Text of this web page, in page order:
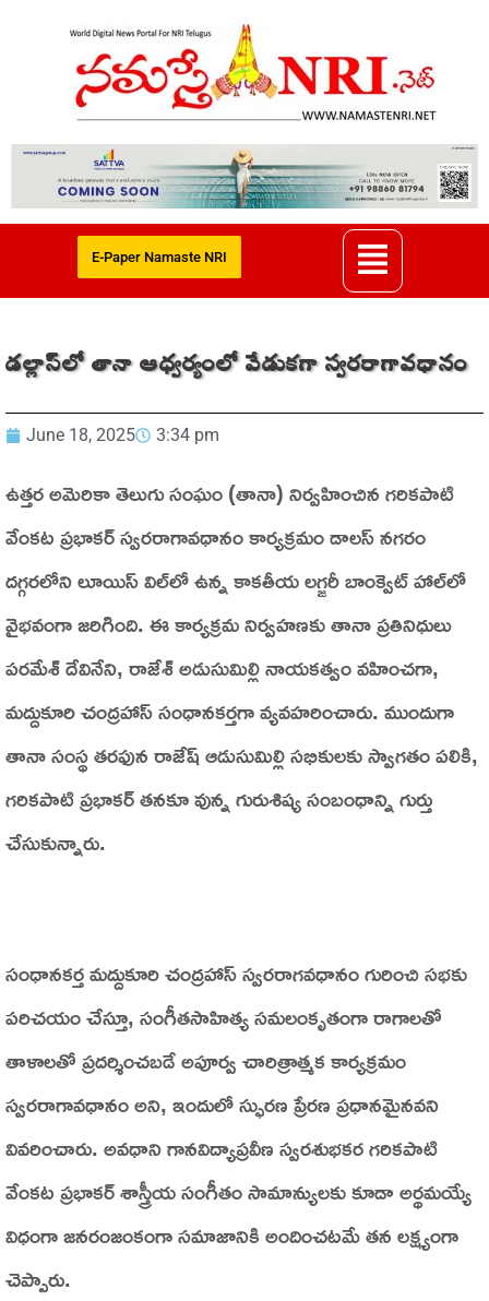
E-Paper Namaste NRI
డల్లాస్‌లో తానా ఆధ్వర్యంలో వేడుకగా స్వరరాగావధానం
June 18, 2025 3:34 pm
ఉత్తర అమెరికా తెలుగు సంఘం (తానా) నిర్వహించిన గరికపాటి
వేంకట ప్రభాకర్ స్వరరాగావధానం కార్యక్రమం డాలస్ నగరం
దగ్గరలోని లూయిస్ విల్‌లో ఉన్న కాకతీయ లగ్జరీ బాంక్వెట్ హాల్‌లో
వైభవంగా జరిగింది. ఈ కార్యక్రమ నిర్వహణకు తానా ప్రతినిధులు
పరమేశ్ దేవినేని, రాజేశ్ అడుసుమిల్లి నాయకత్వం వహించగా,
మద్దుకూరి చంద్రహాస్ సంధానకర్తగా వ్యవహరించారు. ముందుగా
తానా సంస్థ తరఫున రాజేష్ ఆడుసుమిల్లి సభికులకు స్వాగతం పలికి,
గరికపాటి ప్రభాకర్ తనకూ వున్న గురుశిష్య సంబంధాన్ని గుర్తు
చేసుకున్నారు.
సంధానకర్త మద్దుకూరి చంద్రహాస్ స్వరరాగవధానం గురించి సభకు
పరిచయం చేస్తూ, సంగీతసాహిత్య సమలంకృతంగా రాగాలతో
తాళాలతో ప్రదర్శించబడే అపూర్వ చారిత్రాత్మక కార్యక్రమం
స్వరరాగావధానం అని, ఇందులో స్ఫురణ ప్రేరణ ప్రధానమైనవని
వివరించారు. అవధాని గానవిద్యాప్రవీణ స్వరశుభకర గరికపాటి
వేంకట ప్రభాకర్ శాస్త్రీయ సంగీతం సామాన్యులకు కూడా అర్థమయ్యే
విధంగా జనరంజంకంగా సమాజానికి అందించటమే తన లక్ష్యంగా
చెప్పారు.